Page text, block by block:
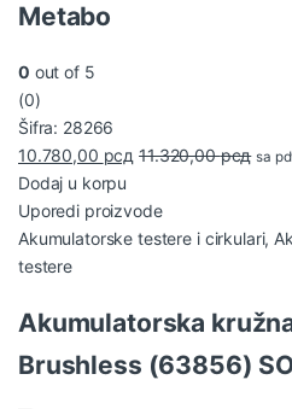
Metabo
0 out of 5
(0)
Šifra: 28266
10.780,00 рсд 11.320,00рсд sa
Dodaj u korpu
Uporedi proizvode
Akumulatorske testere i cirkulari,
testere
Akumulatorska
Brushless (63856)